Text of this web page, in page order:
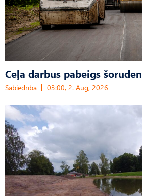
Ceļa darbus pabeigs šoruden
Sabiedrība 03:00, 2. Aug, 2026